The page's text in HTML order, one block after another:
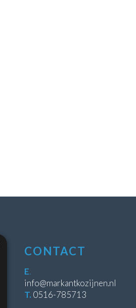
CONTACT
E.
info@markantkozijnen.nl
T. 0516-785713